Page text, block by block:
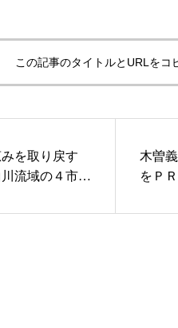
この記事のタイトルとURLをコ
みを取り戻す
流域の４市町
立総会
木曽
をＰ
城口